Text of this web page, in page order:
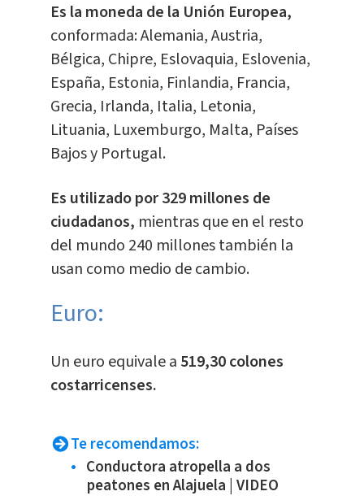
Es la moneda de la Unión Europea,
conformada: Alemania, Austria,
Bélgica, Chipre, Eslovaquia, Eslovenia,
España, Estonia, Finlandia, Francia,
Grecia, Irlanda, Italia, Letonia,
Lituania, Luxemburgo, Malta, Países
Bajos y Portugal.
Es utilizado por 329 millones de
ciudadanos, mientras que en el resto
del mundo 240 millones también la
usan como medio de cambio.
Euro:
​Un euro equivale a 519,30colones
costarricenses.
Te recomendamos:
Conductora atropella a dos
peatones en Alajuela | VIDEO